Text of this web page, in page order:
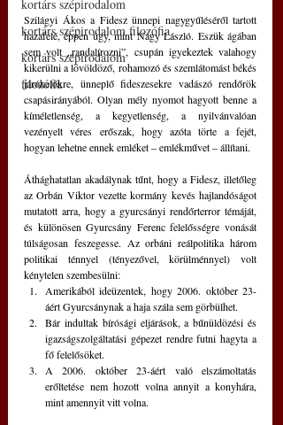
kortárs szépirodalom
kortárs szépirodalom filozófia
kortárs szépirodalom
filozófia
Szilágyi Ákos a Fidesz ünnepi nagygyűléséről tartott
hazafelé, éppen úgy, mint Nagy László. Eszük ágában
sem volt „randalírozni”, csupán igyekeztek valahogy
kikerülni a lövöldöző, rohamozó és szemlátomást békés
járókelőkre, ünneplő fideszesekre vadászó rendőrök
csapásirányából. Olyan mély nyomot hagyott benne a
kíméletlenség, a kegyetlenség, a nyilvánvalóan
vezényelt véres erőszak, hogy azóta törte a fejét,
hogyan lehetne ennek emléket – emlékművet – állítani.
Áthághatatlan akadálynak tűnt, hogy a Fidesz, illetőleg
az Orbán Viktor vezette kormány kevés hajlandóságot
mutatott arra, hogy a gyurcsányi rendőrterror témáját,
és különösen Gyurcsány Ferenc felelősségre vonását
túlságosan feszegesse. Az orbáni reálpolitika három
politikai ténnyel (tényezővel, körülménnyel) volt
kénytelen szembesülni:
Amerikából ideüzentek, hogy 2006. október 23-
áért Gyurcsánynak a haja szála sem görbülhet.
Bár indultak bírósági eljárások, a bűnüldözési és
igazságszolgáltatási gépezet rendre futni hagyta a
fő felelősöket.
A 2006. október 23-áért való elszámoltatás
erőltetése nem hozott volna annyit a konyhára,
mint amennyit vitt volna.